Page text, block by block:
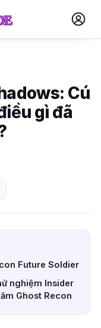
Cú
gì đã
Future Soldier
nghiệm Insider
Ghost Recon